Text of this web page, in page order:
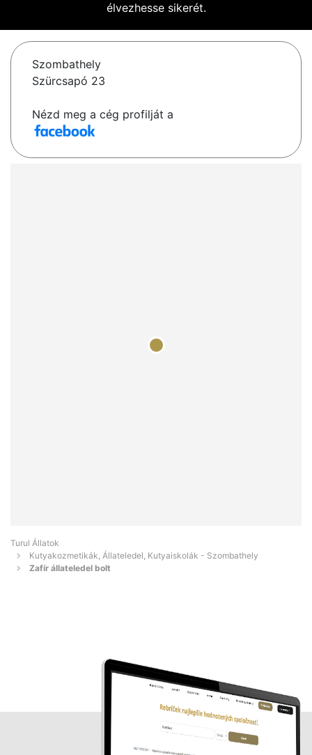
élvezhesse sikerét.
Szombathely
Szürcsapó 23
Nézd meg a cég profilját a
Turul Állatok
Kutyakozmetikák, Állateledel, Kutyaiskolák - Szombathely
Zafír állateledel bolt